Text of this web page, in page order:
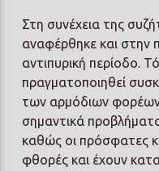
Στη συνέχεια της
αναφέρθηκε και στην
αντιπυρική περίοδο.
πραγματοποιηθεί
των αρμόδιων
σημαντικά
καθώς οι πρόσφατες
φθορές και έχουν